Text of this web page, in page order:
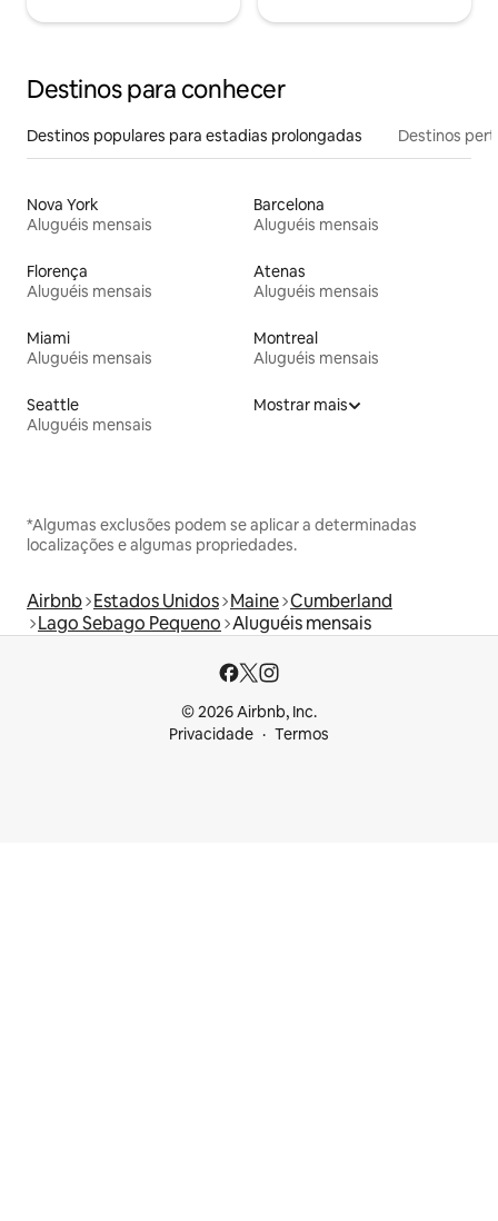
Destinos para conhecer
Destinos populares para estadias prolongadas Destinos
Nova York
Aluguéis mensais
Barcelona
Aluguéis mensais
Florença
Aluguéis mensais
Atenas
Aluguéis mensais
Miami
Aluguéis mensais
Montreal
Aluguéis mensais
Seattle
Aluguéis mensais
Mostrar mais
*Algumas exclusões podem se aplicar a determinadas
localizações e algumas propriedades.
Airbnb Estados Unidos Maine Cumberland
Lago Sebago Pequeno Aluguéis mensais
© 2026 Airbnb, Inc.
Privacidade
Termos